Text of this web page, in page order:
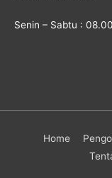
Senin – Sabtu :
Home